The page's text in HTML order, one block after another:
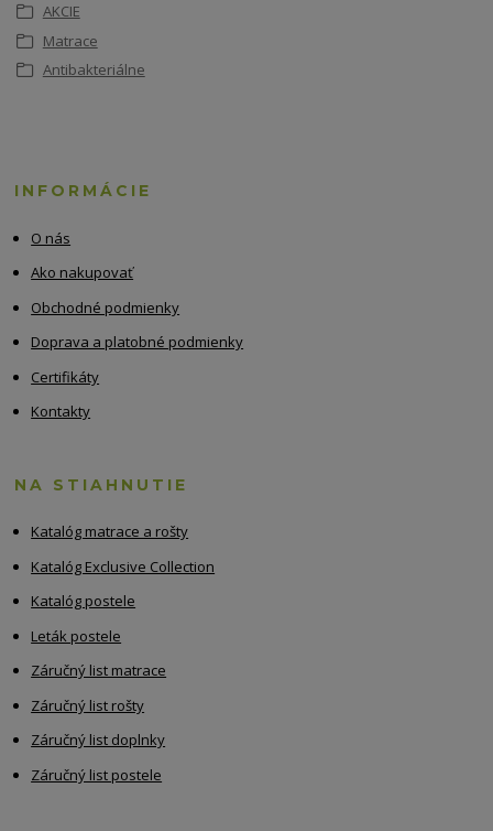
AKCIE
Matrace
Antibakteriálne
INFORMÁCIE
O nás
Ako nakupovať
Obchodné podmienky
Doprava a platobné podmienky
Certifikáty
Kontakty
NA STIAHNUTIE
Katalóg matrace a rošty
Katalóg Exclusive Collection
Katalóg postele
Leták postele
Záručný list matrace
Záručný list rošty
Záručný list doplnky
Záručný list postele